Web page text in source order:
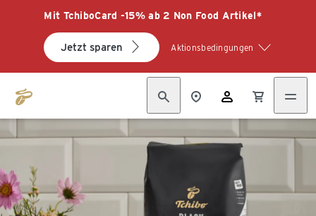
Mit TchiboCard -15% ab 2 Non Food Artikel*
Jetzt sparen Aktionsbedingungen